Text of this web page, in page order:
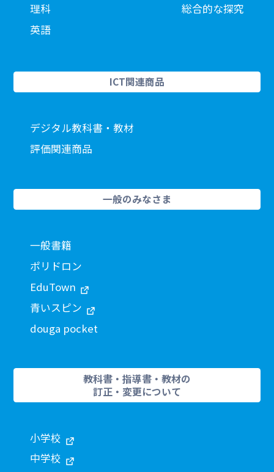
理科
英語
総合的な探究
ICT関連商品
デジタル教科書・教材
評価関連商品
一般のみなさま
一般書籍
ポリドロン
EduTown
青いスピン
douga pocket
教科書・指導書・教材の
訂正・変更について
小学校
中学校